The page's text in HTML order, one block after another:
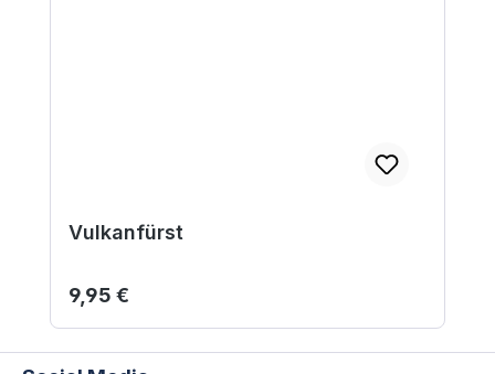
Vulkanfürst
Regulärer Preis:
9,95 €